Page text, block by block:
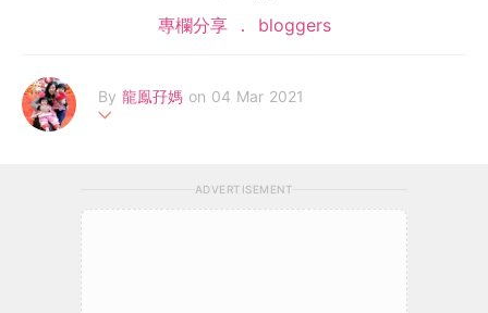
專欄分享 bloggers
By 龍鳯孖媽 on 04 Mar 2021
Miss SwanSwan，教養一對龍鳳寶寶。Facebook:https://www.f
acebook.com/Miss.swanswan/
ADVERTISEMENT